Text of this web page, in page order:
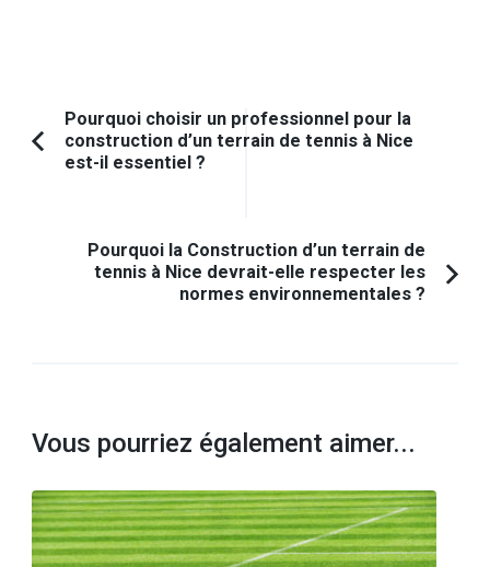
Navigation
d'article
Article
Pourquoi choisir un professionnel pour la
construction d’un terrain de tennis à Nice
est-il essentiel ?
Pourquoi la Construction d’un terrain de
tennis à Nice devrait-elle respecter les
normes environnementales ?
Vous pourriez également aimer...